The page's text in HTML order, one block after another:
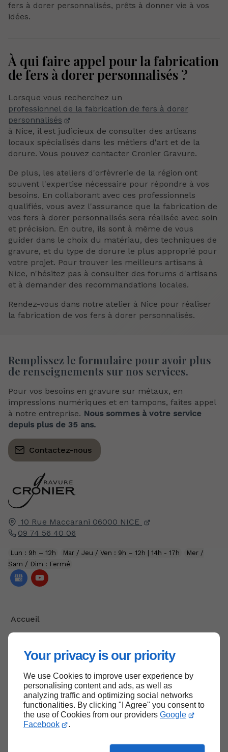
Your privacy is our priority
We use Cookies to improve user experience by
personalising content and ads, as well as
analyzing traffic and optimizing social networks
functionalities. By clicking "I Agree" you consent to
the use of Cookies from our providers Google
Facebook
.
fers à dorer personnalisés, prêts à donner vie à vos
idées.
À qui faire appel pour la fabrication
de fers à dorer personnalisés ?
Lorsque vous recherchez un
professionnel de la fabrication de fers à dorer
personnalisés
à Nice, il est judicieux de consulter des artisans
locaux spécialisés dans les métiers d'art et de la
dorure. Vous pouvez contacter Cronier Gravure.
De plus, les ateliers d'orfèvrerie de la région ont
souvent l'expertise nécessaire pour répondre à vos
besoins. En collaborant avec ces professionnels
qualifiés, vous avez l'assurance que la fabrication de
vos fers à dorer personnalisés sera réalisée avec soin
et précision. En outre, ils sont à même de vous
guider dans le choix du matériau, des techniques de
gravure, et du type de dorure le plus approprié pour
votre projet. Pour trouver les meilleurs artisans à
Nice, n'hésitez pas à consulter des forums d'artisans
et à demander des recommandations locales.
Rendez-vous dans notre atelier à Nice pour réaliser
la fabrication de vos fers à dorer personnalisés.
10 Rue Maccarani 06000 NICE
09 74 56 40 06
Lun : 9h – 12h Mar / Jeu / Ven : 9h – 12h | 14h - 17h
Mer /
Sam / Dim : Fermé
Accueil
Contactez-nous
Mentions légales
Remplissez le formulaire pour avoir plus
de renseignements sur nos services.
Pour vos besoins en gravure sur métaux, en
impressions numériques et en tampons, faites appel
à notre entreprise. Nous sommes à votre service
depuis plus de 35 ans.
Contactez-nous
Haut de page